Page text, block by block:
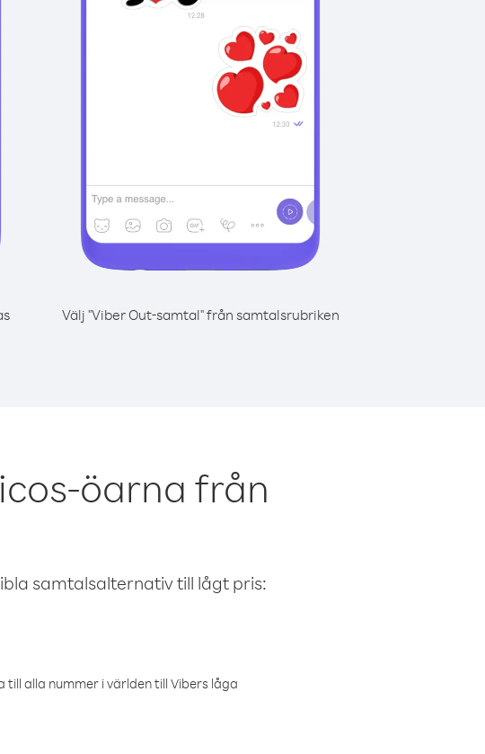
Välj "Viber Out-samtal" från samtalsrubriken
öarna från
samtalsalternativ till lågt pris:
alla nummer i världen till Vibers låga